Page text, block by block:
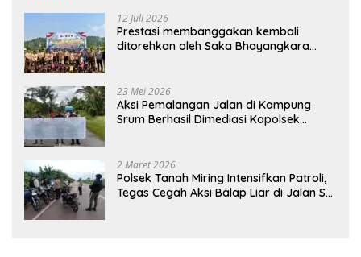
12 Juli 2026
Prestasi membanggakan kembali
ditorehkan oleh Saka Bhayangkara
23 Mei 2026
Aksi Pemalangan Jalan di Kampung
Srum Berhasil Dimediasi Kapolsek
2 Maret 2026
Polsek Tanah Miring Intensifkan Patroli,
Tegas Cegah Aksi Balap Liar di Jalan SP